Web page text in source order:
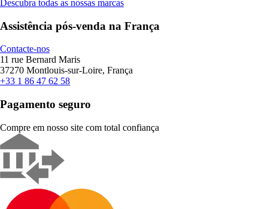
Descubra todas as nossas marcas
Assistência pós-venda na França
Contacte-nos
11 rue Bernard Maris
37270 Montlouis-sur-Loire, França
+33 1 86 47 62 58
Pagamento seguro
Compre em nosso site com total confiança